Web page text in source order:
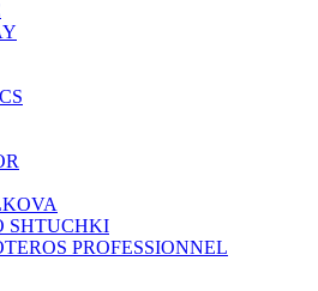
SHTUCHKI
PROFESSIONNEL